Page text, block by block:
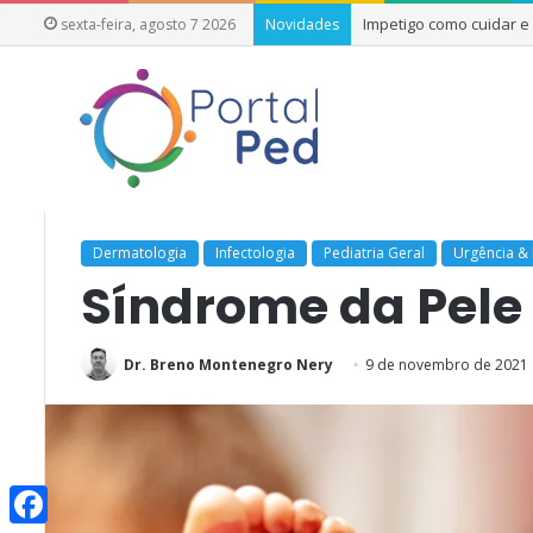
sexta-feira, agosto 7 2026 Novidades Impetigo como cuidar
Dermatologia Infectologia Pediatria Geral Urgência &
Síndrome da
Dr. Breno Montenegro Nery 9 de novembro de 2021